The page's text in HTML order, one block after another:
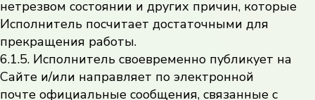
нетрезвом состоянии и других причин, которые
Исполнитель посчитает достаточными для
прекращения работы.
6.1.5. Исполнитель своевременно публикует на
Сайте и/или направляет по электронной
почте официальные сообщения, связанные с